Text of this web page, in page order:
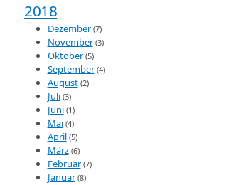
2018
Dezember (7)
November (3)
Oktober (5)
September (4)
August (2)
Juli (3)
Juni (1)
Mai (4)
April (5)
März (6)
Februar (7)
Januar (8)